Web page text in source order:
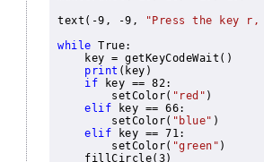
text(-9, -9,
"Press the key
while True:
key = getKeyCodeWait()
print (key)
if key == 82:
        setColor(
"red" )
elif key == 66:
        setColor(
"blue" )
elif key == 71:
        setColor(
"green" )